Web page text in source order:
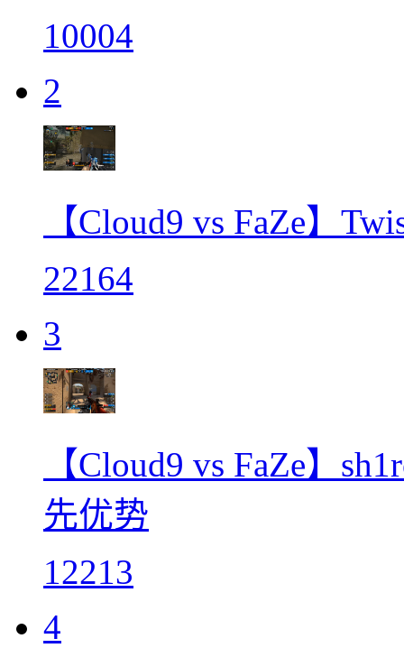
10004
2
【Cloud9 vs FaZe】
22164
3
【Cloud9 vs FaZe】
先优势
12213
4